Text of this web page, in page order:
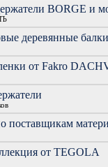
BORGE и
деревянные
от Fakro
поставщикам
от TEGOLA